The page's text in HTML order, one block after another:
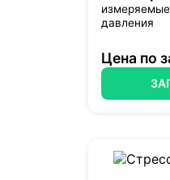
давления
Цена по